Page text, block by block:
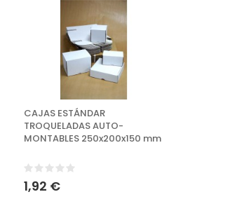
CAJAS ESTÁNDAR
TROQUELADAS AUTO-
MONTABLES 250x200x150 mm
1,92 €